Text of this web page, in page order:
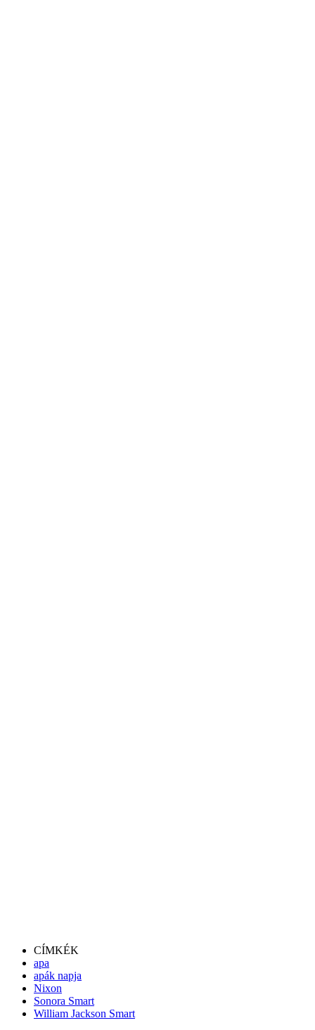
CÍMKÉK
apa
apák napja
Nixon
Sonora Smart
William Jackson Smart